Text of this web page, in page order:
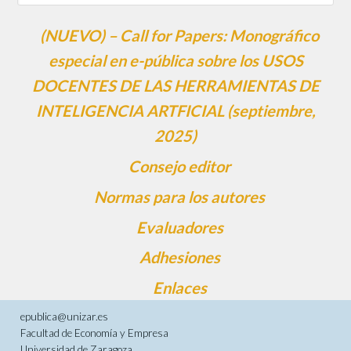
(NUEVO) – Call for Papers: Monográfico
especial en e-pública sobre los USOS
DOCENTES DE LAS HERRAMIENTAS DE
INTELIGENCIA ARTFICIAL (septiembre,
2025)
Consejo editor
Normas para los autores
Evaluadores
Adhesiones
Enlaces
epublica@unizar.es
Facultad de Economía y Empresa